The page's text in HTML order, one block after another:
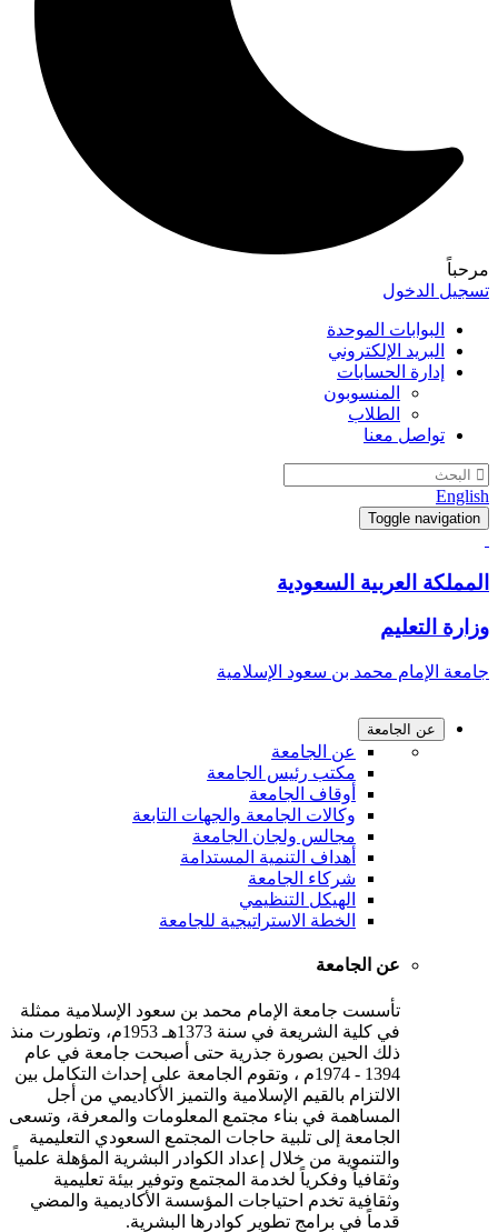
مرحباً
تسجيل الدخول
البوابات الموحدة
البريد الإلكتروني
إدارة الحسابات
المنسوبون
الطلاب
تواصل معنا
English
Toggle navigation
المملكة العربية السعودية
وزارة التعليم
جامعة الإمام محمد بن سعود الإسلامية
عن الجامعة
عن الجامعة
مكتب رئيس الجامعة
أوقاف الجامعة
وكالات الجامعة والجهات التابعة
مجالس ولجان الجامعة
أهداف التنمية المستدامة
شركاء الجامعة
الهيكل التنظيمي
الخطة الاستراتيجية للجامعة
عن الجامعة
تأسست جامعة الإمام محمد بن سعود الإسلامية ممثلة
في كلية الشريعة في سنة 1373هـ 1953م، وتطورت منذ
ذلك الحين بصورة جذرية حتى أصبحت جامعة في عام
1394 - 1974م ، وتقوم الجامعة على إحداث التكامل بين
الالتزام بالقيم الإسلامية والتميز الأكاديمي من أجل
المساهمة في بناء مجتمع المعلومات والمعرفة، وتسعى
الجامعة إلى تلبية حاجات المجتمع السعودي التعليمية
والتنموية من خلال إعداد الكوادر البشرية المؤهلة علمياً
وثقافياً وفكرياً لخدمة المجتمع وتوفير بيئة تعليمية
وثقافية تخدم احتياجات المؤسسة الأكاديمية والمضي
قدماً في برامج تطوير كوادرها البشرية.